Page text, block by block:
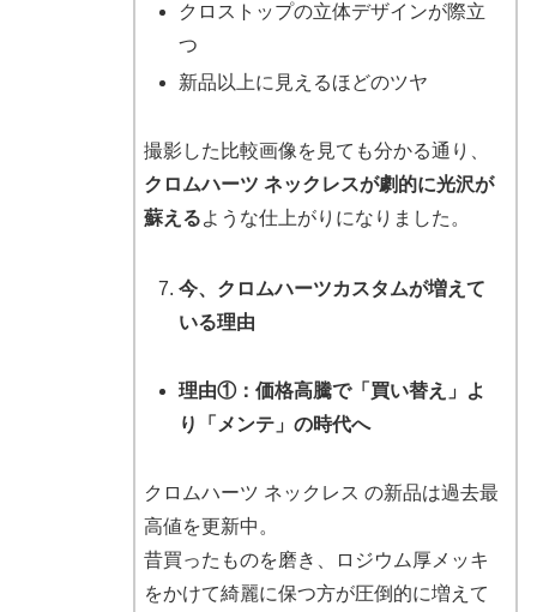
クロストップの立体デザインが際立
つ
新品以上に見えるほどのツヤ
撮影した比較画像を見ても分かる通り、
クロムハーツ ネックレスが劇的に光沢が
蘇えるような仕上がりになりました。
今、クロムハーツカスタムが増えて
いる理由
理由①：価格高騰で「買い替え」よ
り「メンテ」の時代へ
クロムハーツ ネックレス の新品は過去最
高値を更新中。
昔買ったものを磨き、ロジウム厚メッキ
をかけて綺麗に保つ方が圧倒的に増えて